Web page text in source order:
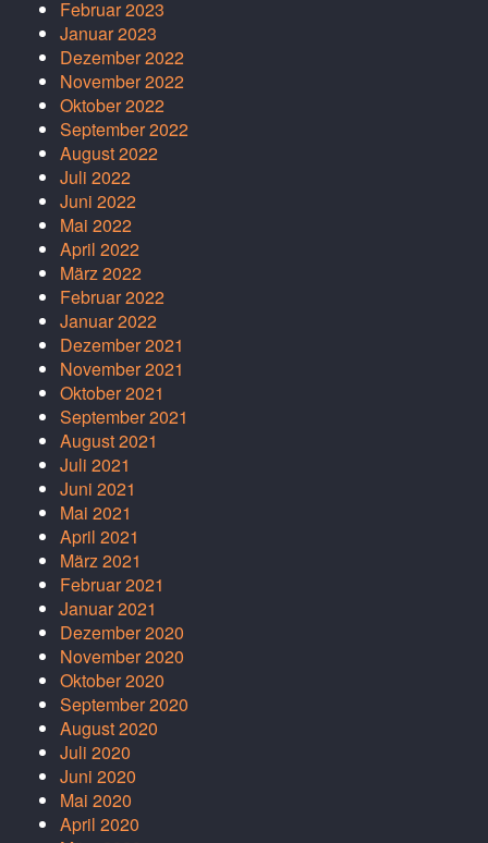
Februar 2023
Januar 2023
Dezember 2022
November 2022
Oktober 2022
September 2022
August 2022
Juli 2022
Juni 2022
Mai 2022
April 2022
März 2022
Februar 2022
Januar 2022
Dezember 2021
November 2021
Oktober 2021
September 2021
August 2021
Juli 2021
Juni 2021
Mai 2021
April 2021
März 2021
Februar 2021
Januar 2021
Dezember 2020
November 2020
Oktober 2020
September 2020
August 2020
Juli 2020
Juni 2020
Mai 2020
April 2020